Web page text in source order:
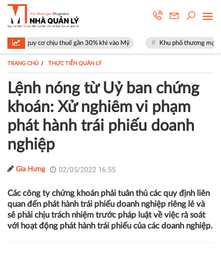
chịu thuế gần 30% khi vào Mỹ Khu phố thương mại SOHO tại The
TRANG CHỦ THỰC TIỄN QUẢN LÝ
Lệnh nóng từ Uỷ ban chứng
khoán: Xử nghiêm vi phạm
phát hành trái phiếu doanh
nghiệp
Gia Hưng 02/05/2022 16:55
Các công ty chứng khoán phải tuân thủ các quy định liên
quan đến phát hành trái phiếu doanh nghiệp riêng lẻ và
sẽ phải chịu trách nhiệm trước pháp luật về việc rà soát
với hoạt động phát hành trái phiếu của các doanh nghiệp.